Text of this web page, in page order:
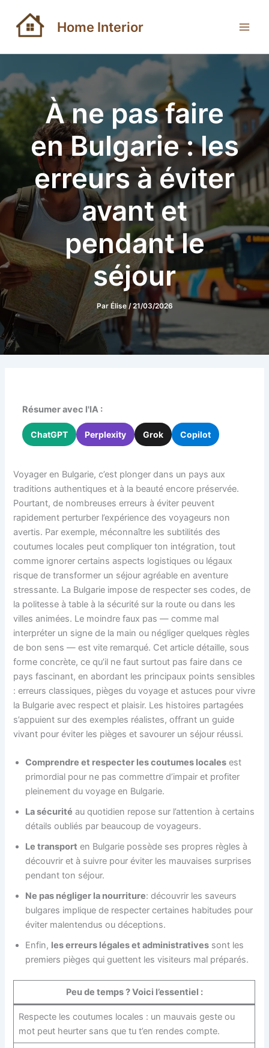
contenu
Home Interior
À ne pas faire
en Bulgarie : les
erreurs à éviter
avant et
pendant le
séjour
Par Élise/21/03/2026
Résumer avec l'IA :
ChatGPT Perplexity Grok Copilot
Voyager en Bulgarie, c’est plonger dans un pays aux
traditions authentiques et à la beauté encore préservée.
Pourtant, de nombreuses erreurs à éviter peuvent
rapidement perturber l’expérience des voyageurs non
avertis. Par exemple, méconnaître les subtilités des
coutumes locales peut compliquer ton intégration, tout
comme ignorer certains aspects logistiques ou légaux
risque de transformer un séjour agréable en aventure
stressante. La Bulgarie impose de respecter ses codes, de
la politesse à table à la sécurité sur la route ou dans les
villes animées. Le moindre faux pas — comme mal
interpréter un signe de la main ou négliger quelques règles
de bon sens — est vite remarqué. Cet article détaille, sous
forme concrète, ce qu’il ne faut surtout pas faire dans ce
pays fascinant, en abordant les principaux points sensibles
: erreurs classiques, pièges du voyage et astuces pour vivre
la Bulgarie avec respect et plaisir. Les histoires partagées
s’appuient sur des exemples réalistes, offrant un guide
vivant pour éviter les pièges et savourer un séjour réussi.
Comprendre et respecter les coutumes locales est
primordial pour ne pas commettre d’impair et profiter
pleinement du voyage en Bulgarie.
La sécurité au quotidien repose sur l’attention à certains
détails oubliés par beaucoup de voyageurs.
Le transport en Bulgarie possède ses propres règles à
découvrir et à suivre pour éviter les mauvaises surprises
pendant ton séjour.
Ne pas négliger la nourriture: découvrir les saveurs
bulgares implique de respecter certaines habitudes pour
éviter malentendus ou déceptions.
Enfin, les erreurs légales et administratives sont les
premiers pièges qui guettent les visiteurs mal préparés.
Peu de temps ? Voici l’essentiel :
Respecte les coutumes locales : un mauvais geste ou
mot peut heurter sans que tu t’en rendes compte.